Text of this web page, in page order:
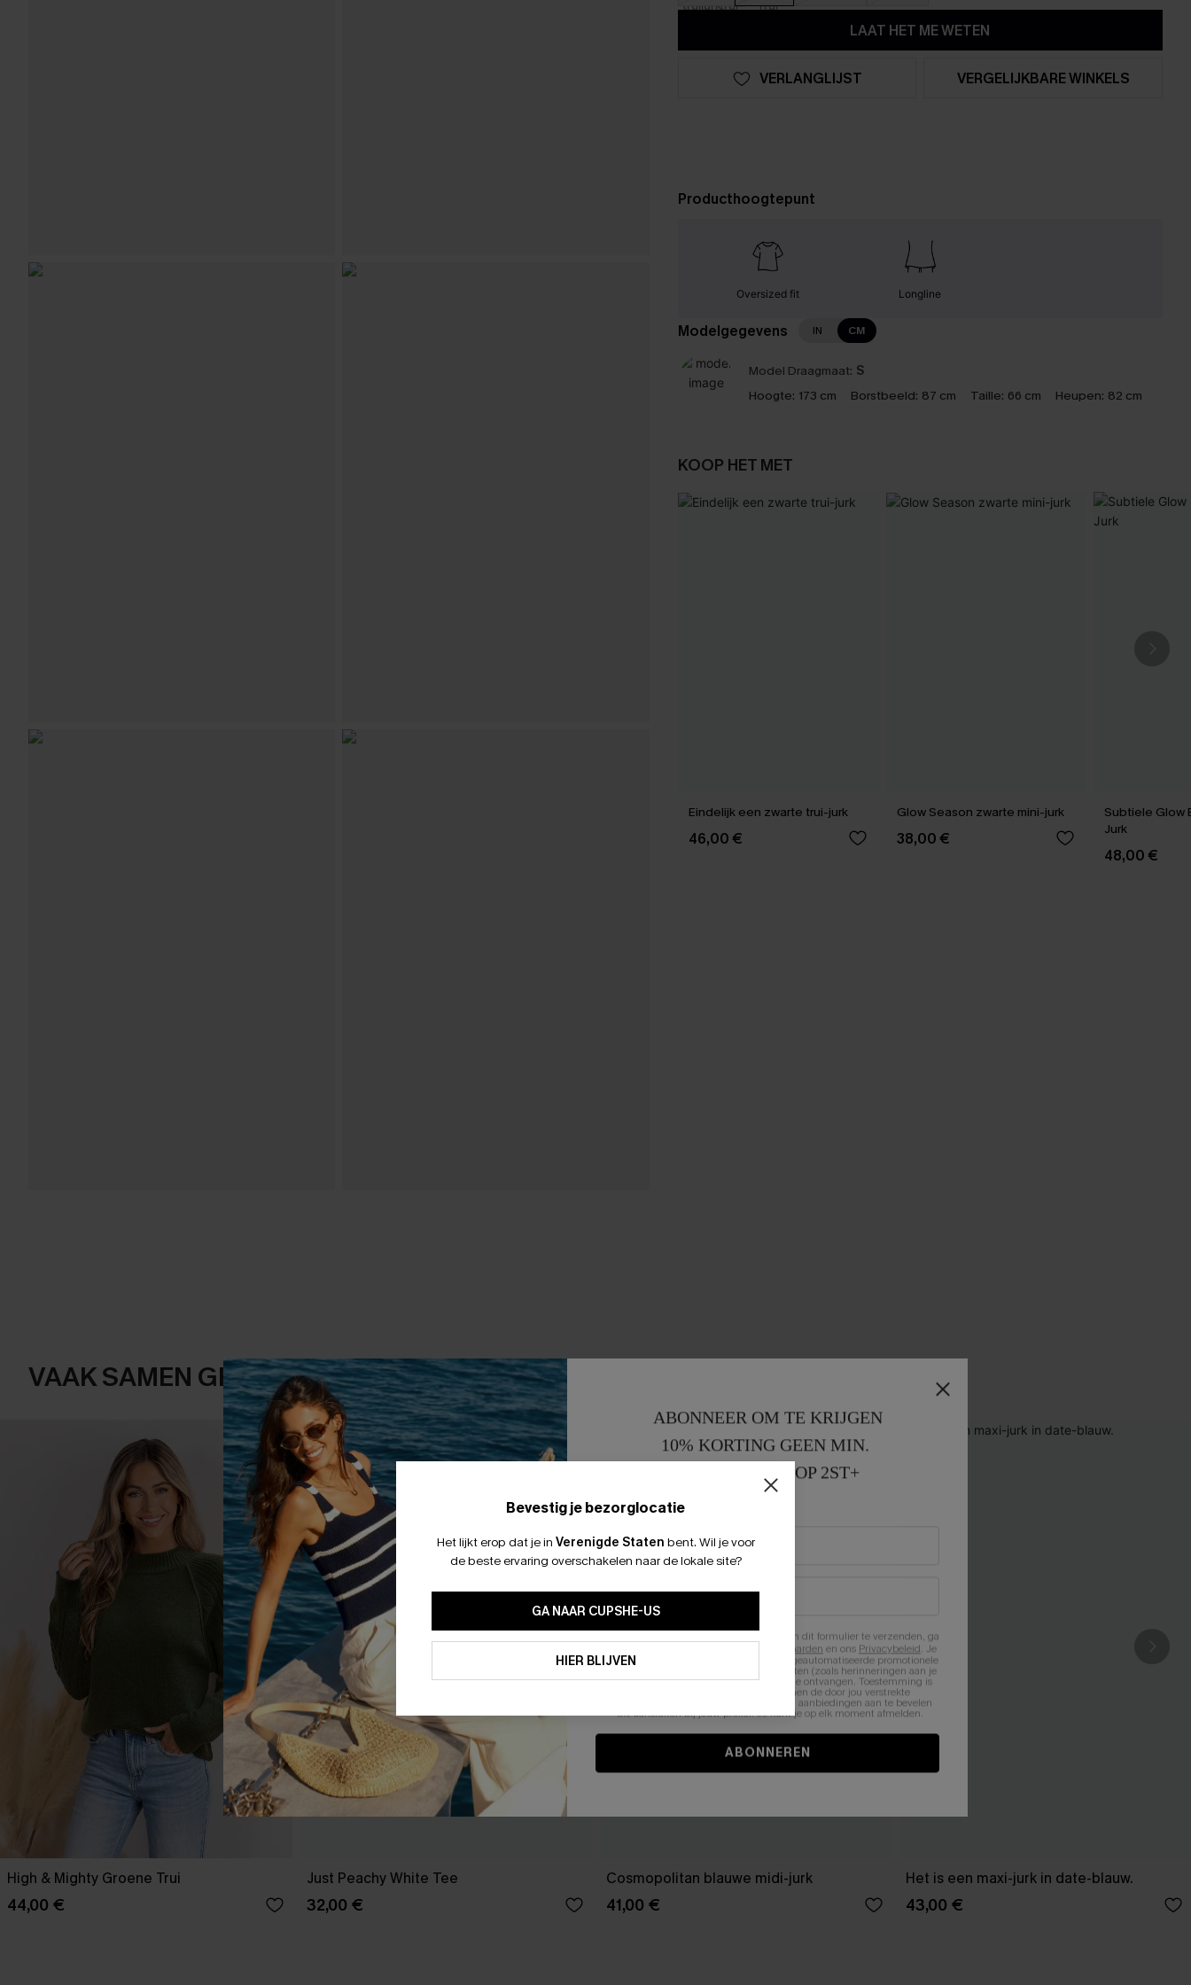
LAAT HET ME WETEN
VERLANGLIJST VERGELIJKBARE WINKELS
Producthoogtepunt
Oversized fit Longline
Modelgegevens IN CM
Model Draagmaat: S
Hoogte: 173 cm Borstbeeld: 87 cm Taille: 66 cm Heupen: 82 cm
KOOP HET MET
Eindelijk een zwarte trui-jurk
46,00 €
Glow Season zwarte mini-jurk
38,00 €
Subtiele Glow
Jurk
48,00 €
VAAK SAMEN GEKOCHT
High & Mighty Groene Trui
44,00 €
Just Peachy White Tee
32,00 €
Cosmopolitan blauwe midi-jurk
41,00 €
Het is een maxi-jurk in date-blauw.
43,00 €
Bevestig je bezorglocatie
Het lijkt erop dat je in Verenigde Staten bent. Wil je voor
de beste ervaring overschakelen naar de lokale site?
GA NAAR CUPSHE-US
HIER BLIJVEN
ABONNEER OM TE KRIJGEN
10% KORTING GEEN MIN.
15% KORTING OP 2ST+
Door je contactgegevens in te vullen en dit formulier te verzenden, ga
Algemene Voorwaarden en ons Privacybeleid. Je
stemt er tevens mee in om herhaalde geautomatiseerde promotionele
en gepersonaliseerde marketingberichten (zoals herinneringen aan je
winkelwagen) en e-mails van Cupshe te ontvangen. Toestemming is
niet vereist voor een aankoop. We kunnen de door jou verstrekte
informatie gebruiken om producten en aanbiedingen aan te bevelen
die aansluiten bij jouw profiel. Je kunt je op elk moment afmelden.
ABONNEREN